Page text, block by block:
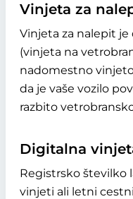
Vinjeta za
Vinjeta za nalepit je
(vinjeta na
nadomestno
da je vaše vozilo
razbito
Digitalna
Registrsko številko
vinjeti ali letni